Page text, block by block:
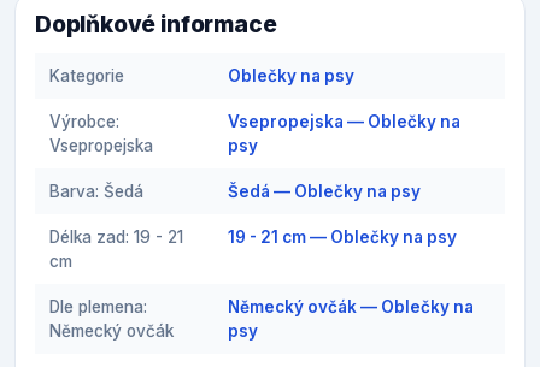
Doplňkové informace
Kategorie Oblečky na psy
Výrobce:
Vsepropejska
Vsepropejska — Oblečky na
psy
Barva: Šedá Šedá — Oblečky na psy
Délka zad: 19 - 21
cm
19 - 21 cm — Oblečky na psy
Dle plemena:
Německý ovčák
Německý ovčák — Oblečky na
psy